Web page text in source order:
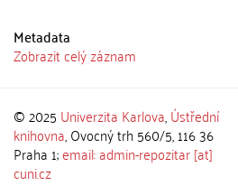
Metadata
Zobrazit celý záznam
© 2025 Univerzita Karlova,Ústřední
knihovna, Ovocný trh 560/5, 116 36
Praha 1;email: admin-repozitar [at]
cuni.cz